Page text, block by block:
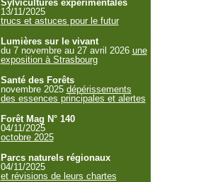
Sylvicultures expérimentales
13/11/2025
trucs et astuces pour le futur
Lumières sur le vivant
du 7 novembre au 27 avril 2026 une
exposition à Strasbourg
Santé des Forêts
novembre 2025 dépérissements
des essences principales et alertes
Forêt Mag N° 140
04/11/2025
octobre 2025
Parcs naturels régionaux
04/11/2025
et révisions de leurs chartes